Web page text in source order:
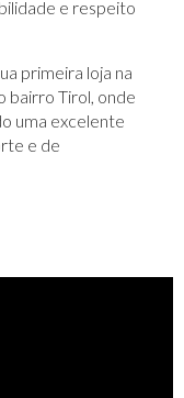
e respeito
primeira loja na
bairro Tirol, onde
uma excelente
e de